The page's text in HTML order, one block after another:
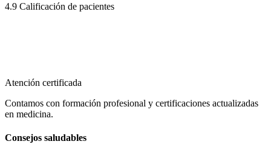
4.9 Calificación de pacientes
Atención certificada
Contamos con formación profesional y certificaciones actualizadas
en medicina.
Consejos saludables